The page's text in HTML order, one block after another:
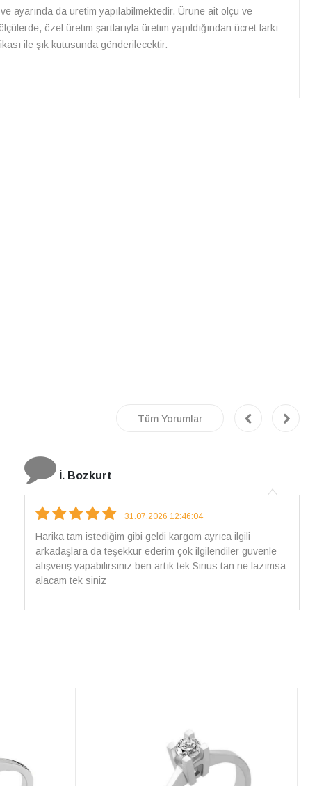
ayarında da üretim yapılabilmektedir. Ürüne ait ölçü ve
özel üretim şartlarıyla üretim yapıldığından ücret farkı
ile şık kutusunda gönderilecektir.
Tüm Yorumlar
E.T
18.07.2026 12:38:01
Pirlantami teslim alana kadar tüm surecte bilgilendirildim,
güvenli bir alisveris oldu benim icin ve paketleme özenle
yapilmisti sorunsuz bir sekilde pirlantami takiyorum. Yeni
alisveris adresim artik belli.🤩 Tesekkurler Sirius